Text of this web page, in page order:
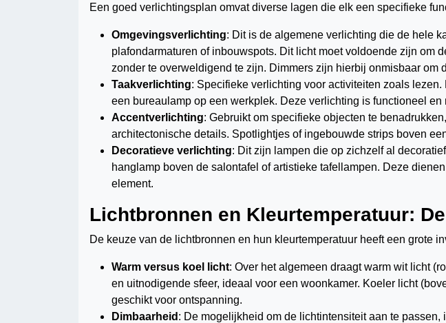
Een goed verlichtingsplan omvat diverse lagen die elk een specifieke
Omgevingsverlichting: Dit is de algemene verlichting die de hele
plafondarmaturen of inbouwspots. Dit licht moet voldoende zijn om
zonder te overweldigend te zijn. Dimmers zijn hierbij onmisbaar om
Taakverlichting: Specifieke verlichting voor activiteiten zoals
een bureaulamp op een werkplek. Deze verlichting is functioneel en
Accentverlichting: Gebruikt om specifieke objecten te
architectonische details. Spotlightjes of ingebouwde strips boven
Decoratieve verlichting: Dit zijn lampen die op zichzelf al
hanglamp boven de salontafel of artistieke tafellampen. Deze
element.
Lichtbronnen en Kleurtemperatuur:
De keuze van de lichtbronnen en hun kleurtemperatuur heeft een grote
Warm versus koel licht: Over het algemeen draagt warm wit licht
en uitnodigende sfeer, ideaal voor een woonkamer. Koeler licht
geschikt voor ontspanning.
Dimbaarheid : De mogelijkheid om de lichtintensiteit aan te passen,